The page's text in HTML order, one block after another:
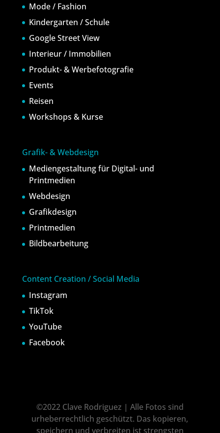
Mode / Fashion
Kindergarten / Schule
Google Street View
Interieur / Immobilien
Produkt- & Werbefotografie
Events
Reisen
Workshops & Kurse
Grafik- & Webdesign
Mediengestaltung für Digital- und
Printmedien
Webdesign
Grafikdesign
Printmedien
Bildbearbeitung
Content Creation / Social Media
Instagram
TikTok
YouTube
Facebook
©2022 Clave Rodriguez | Alle Fotos sind
urheberrechtlich geschützt. Das kopieren,
speichern und verbreiten ist strengsten